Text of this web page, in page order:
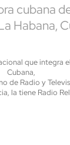
cubana
Habana,
que integra
Cubana,
de Radio y
la tiene Radio